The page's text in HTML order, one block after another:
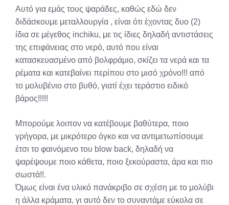
Αυτό για εμάς τους ψαράδες, καθώς εδώ δεν
διδάσκουμε μεταλλουργία , είναι ότι έχοντας δυο (2)
ίδια σε μέγεθος inchiku, με τις ίδιες δηλαδή αντιστάσεις
της επιφάνειας στο νερό, αυτό που είναι
κατασκευασμένο από βολφράμιο, σκίζει τα νερά και τα
ρέματα και κατεβαίνει περίπου στο μισό χρόνο!!! από
το μολυβένιο στο βυθό, γιατί έχει τεράστιο ειδικό
βάρος!!!!!
Μπορούμε λοιπον να κατέβουμε βαθύτερα, ποιο
γρήγορα, με μικρότερο όγκο και να αντιμετωπίσουμε
έτσι το φαινόμενο του blow back, δηλαδή να
ψαρέψουμε ποιο κάθετα, ποιο ξεκούραστα, άρα και πιο
σωστά!!.
Όμως είναι ένα υλικό πανάκριβο σε σχέση με το μολύβι
η άλλα κράματα, γι αυτό δεν το συναντάμε εύκολα σε